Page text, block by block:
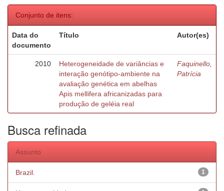
Conjunto de itens:
Data do
documento
Título Autor(es)
2010
Heterogeneidade de variâncias e
interação genótipo-ambiente na
avaliação genética em abelhas
Apis mellifera africanizadas para
produção de geléia real
Faquinello,
Patrícia
Busca refinada
Assunto
1
Brazil.